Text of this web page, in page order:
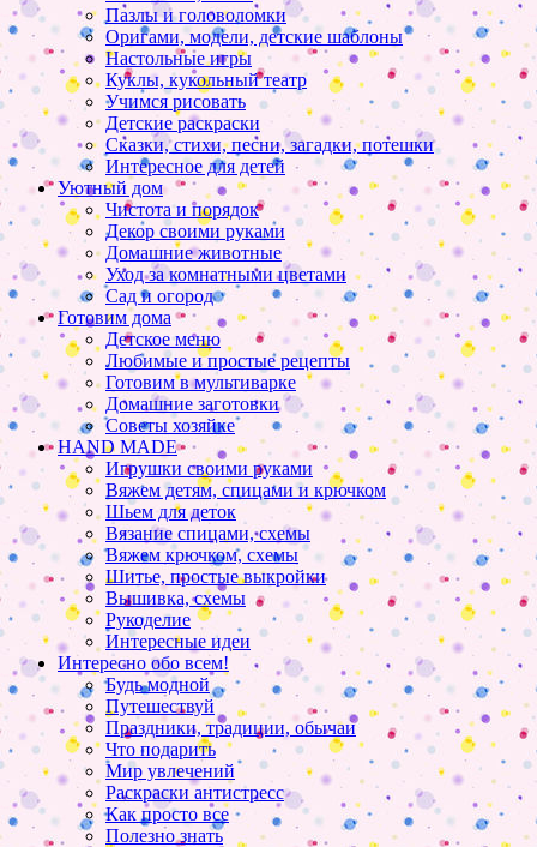
Пазлы и головоломки
Оригами, модели, детские шаблоны
Настольные игры
Куклы, кукольный театр
Учимся рисовать
Детские раскраски
Сказки, стихи, песни, загадки, потешки
Интересное для детей
Уютный дом
Чистота и порядок
Декор своими руками
Домашние животные
Уход за комнатными цветами
Сад и огород
Готовим дома
Детское меню
Любимые и простые рецепты
Готовим в мультиварке
Домашние заготовки
Советы хозяйке
HAND MADE
Игрушки своими руками
Вяжем детям, спицами и крючком
Шьем для деток
Вязание спицами, схемы
Вяжем крючком, схемы
Шитье, простые выкройки
Вышивка, схемы
Рукоделие
Интересные идеи
Интересно обо всем!
Будь модной
Путешествуй
Праздники, традиции, обычаи
Что подарить
Мир увлечений
Раскраски антистресс
Как просто все
Полезно знать